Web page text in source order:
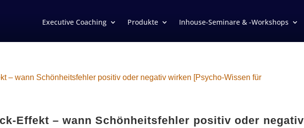
Executive Coaching Produkte Inhouse-Seminare & -Workshops
Effekt – wann Schönheitsfehler positiv oder negativ